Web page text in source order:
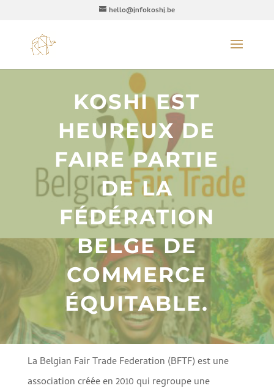
hello@infokoshi.be
KOSHI EST
HEUREUX DE
FAIRE PARTIE
DE LA
FÉDÉRATION
BELGE DE
COMMERCE
ÉQUITABLE.
La Belgian Fair Trade Federation (BFTF) est une
association créée en 2010 qui regroupe une